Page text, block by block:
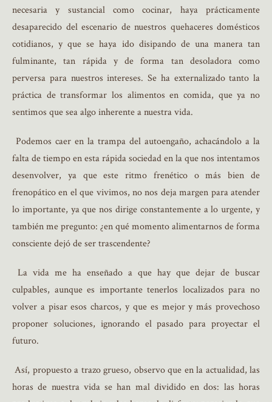
necesaria y sustancial como cocinar, haya prácticamente
desaparecido del escenario de nuestros quehaceres domésticos
cotidianos, y que se haya ido disipando de una manera tan
fulminante, tan rápida y de forma tan desoladora como
perversa para nuestros intereses. Se ha externalizado tanto la
práctica de transformar los alimentos en comida, que ya no
sentimos que sea algo inherente a nuestra vida.
Podemos caer en la trampa del autoengaño, achacándolo a la
falta de tiempo en esta rápida sociedad en la que nos intentamos
desenvolver, ya que este ritmo frenético o más bien de
frenopático en el que vivimos, no nos deja margen para atender
lo importante, ya que nos dirige constantemente a lo urgente, y
también me pregunto: ¿en qué momento alimentarnos de forma
consciente dejó de ser trascendente?
La vida me ha enseñado a que hay que dejar de buscar
culpables, aunque es importante tenerlos localizados para no
volver a pisar esos charcos, y que es mejor y más provechoso
proponer soluciones, ignorando el pasado para proyectar el
futuro.
Así, propuesto a trazo grueso, observo que en la actualidad, las
horas de nuestra vida se han mal dividido en dos: las horas